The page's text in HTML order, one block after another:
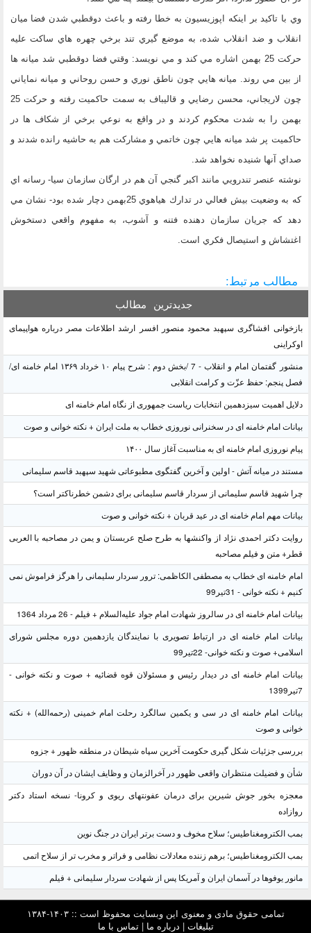
وي با تاكيد بر اينكه اپوزيسيون به خطا رفته و باعث دوقطبي شدن فضا ميان
انقلاب و ضد انقلاب شده، به موضع گيري تند برخي چهره هاي ساكت عليه
حركت 25 بهمن اشاره مي كند و مي نويسد: وقتي فضا دوقطبي شد ميانه ها
از بين مي روند. ميانه هايي چون ناطق نوري و حسن روحاني و ميانه نماياني
چون لاريجاني، محسن رضايي و قاليباف به سمت حاكميت رفته و حركت 25
بهمن را به شدت محكوم كردند و در واقع به نوعي برخي از شكاف ها در
حاكميت پر شد ميانه هايي چون خاتمي و مشاركت هم به حاشيه رانده شدند و
صداي آنها شنيده نخواهد شد.
نوشته عنصر تندرويي مانند اكبر گنجي آن هم در ارگان سازمان سيا- رسانه اي
كه به وضعيت بيش فعالي در تدارك هياهوي 25بهمن دچار شده بود- نشان مي
دهد كه جريان سازمان دهنده فتنه و آشوب، به مفهوم واقعي دستخوش
اغتشاش و استيصال فكري است.
مطالب مرتبط:
جدیدترین مطالب
بازخوانی افشاگری سپهبد محمود منصور افسر ارشد اطلاعات مصر درباره هواپیمای
اوکراینی
منشور گفتمان امام و انقلاب - 7 /بخش دوم : شرح پیام ۱۰ خرداد ۱۳۶۹ امام خامنه ای/
فصل پنجم: حفظ عزّت و کرامت انقلابی
دلایل اهمیت سیزدهمین انتخابات ریاست جمهوری از نگاه امام خامنه ای
بیانات امام خامنه ای در سخنرانی نوروزی خطاب به ملت ایران + نکته خوانی و صوت
پیام نوروزی امام خامنه ای به مناسبت آغاز سال ۱۴۰۰
مستند در میانه آتش - اولین و آخرین گفتگوی مطبوعاتی شهید سپهبد قاسم سلیمانی
چرا شهید قاسم سلیمانی از سردار قاسم سلیمانی برای دشمن خطرناکتر است؟
بیانات مهم امام خامنه ای در عید قربان + نکته خوانی و صوت
روایت دکتر احمدی نژاد از واکنشها به طرح صلح عربستان و یمن در مصاحبه با العربی
قطر+ متن و فیلم مصاحبه
امام خامنه ای خطاب به مصطفی الکاظمی: ترور سردار سلیمانی را هرگز فراموش نمی
کنیم + نکته خوانی - 31تیر99
بیانات امام خامنه ای در سالروز شهادت امام جواد علیه‌السلام + فیلم - 26 مرداد 1364
بیانات امام خامنه ای در ارتباط تصویری با نمایندگان یازدهمین دوره مجلس شورای
اسلامی+ صوت و نکته خوانی- 22تیر99
بیانات امام خامنه ای در دیدار رئیس و مسئولان قوه قضائیه + صوت و نکته خوانی -
7تیر1399
بیانات امام خامنه ای در سی و یکمین سالگرد رحلت امام خمینی (رحمه‌الله) + نکته
خوانی و صوت
بررسی جزئیات شکل گیری حکومت آخرین سپاه شیطان در منطقه ظهور + جزوه
شأن و فضیلت منتظران واقعی ظهور در آخرالزمان و وظایف ایشان در آن دوران
معجزه بخور جوش شیرین برای درمان عفونتهای ریوی و کرونا- نسخه استاد دکتر
روازاده
بمب الکترومغناطیس؛ سلاح مخوف و دست برتر ایران در جنگ نوین
بمب الکترومغناطیس؛ برهم زننده معادلات نظامی و فراتر و مخرب تر از سلاح اتمی
مانور یوفوها در آسمان ایران و آمریکا پس از شهادت سردار سلیمانی + فیلم
تمامی حقوق مادی و معنوی این وبسایت محفوظ است :: ۱۴۰۳-۱۳۸۴
تبلیغات | درباره ما |تماس با ما